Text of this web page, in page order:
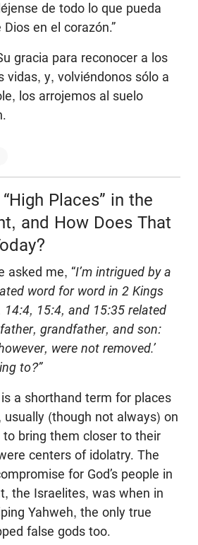
de todo lo que pueda
en el corazón.”
gracia para reconocer a los
vidas, y, volviéndonos sólo a
los arrojemos al suelo
Places” in the
and How Does That
asked me, “I’m intrigued by a
word for word in 2 Kings
15:4, and 15:35 related
grandfather, and son:
were not removed.’
to?”
is a shorthand term for places
(though not always) on
to bring them closer to their
centers of idolatry. The
for God’s people in
the Israelites, was when in
Yahweh, the only true
false gods too.